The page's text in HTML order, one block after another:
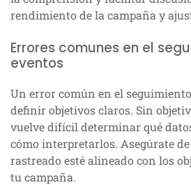
rendimiento de la campaña y
Errores comunes en el
eventos
Un error común en el
definir objetivos claros. Sin
vuelve difícil determinar qué
cómo interpretarlos. Asegúrate
rastreado esté alineado con los
tu campaña.